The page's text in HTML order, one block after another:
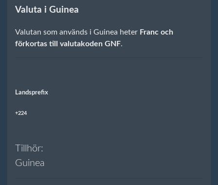
Valuta i Guinea
Valutan som används i Guinea heter Franc och
förkortas till valutakoden GNF.
Landsprefix
+224
Tillhör:
Guinea